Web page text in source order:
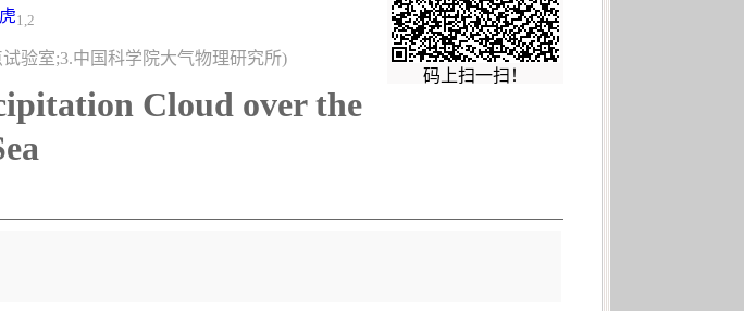
码上扫一扫！
1,2
验室;3.中国科学院大气物理研究所)
Cloud over the